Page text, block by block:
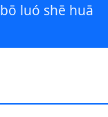
bō luó shē huā